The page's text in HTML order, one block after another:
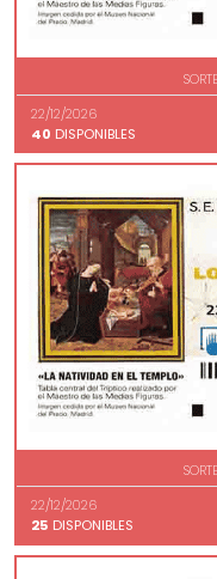
22/12/2026
40 DISPONIBLES
22/12/2026
25 DISPONIBLES